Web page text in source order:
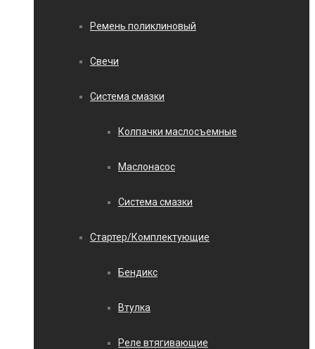
Ремень поликлиновый
Свечи
Система смазки
Колпачки маслосъемные
Маслонасос
Система смазки
Стартер/Комплектующие
Бендикс
Втулка
Реле втягивающие